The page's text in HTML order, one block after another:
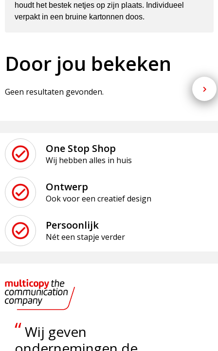
houdt het bestek netjes op zijn plaats. Individueel
verpakt in een bruine kartonnen doos.
Door jou bekeken
Geen resultaten gevonden.
One Stop Shop
Wij hebben alles in huis
Ontwerp
Ook voor een creatief design
Persoonlijk
Nét een stapje verder
“Wij geven